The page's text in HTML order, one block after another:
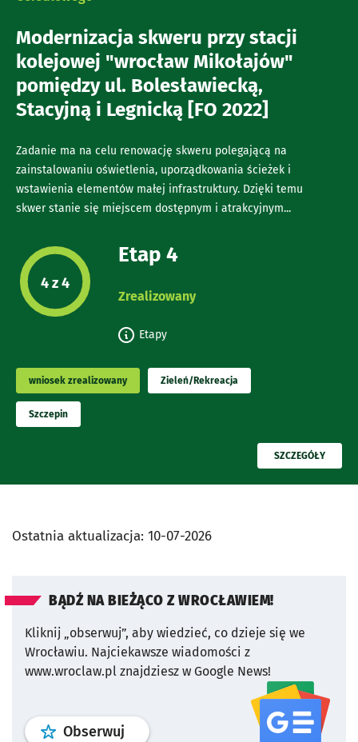
Modernizacja skweru przy stacji
kolejowej "wrocław Mikołajów"
pomiędzy ul. Bolesławiecką,
Stacyjną i Legnicką [FO 2022]
Zadanie ma na celu renowację skweru polegającą na
zainstalowaniu oświetlenia, uporządkowania ścieżek i
wstawienia elementów małej infrastruktury. Dzięki temu
skwer stanie się miejscem dostępnym i atrakcyjnym...
Etap projektu:
4 z 4
Etap 4
Zrealizowany
Etapy
wniosek zrealizowany Zieleń/Rekreacja
Szczepin
PRZECZYTAJ
SZCZEGÓŁY
Ostatnia aktualizacja: 10-07-2026
BĄDŹ NA BIEŻĄCO Z WROCŁAWIEM!
Kliknij „obserwuj”, aby wiedzieć, co dzieje się we
Wrocławiu. Najciekawsze wiadomości z
www.wroclaw.pl znajdziesz w Google News!
Obserwuj profil serwisu